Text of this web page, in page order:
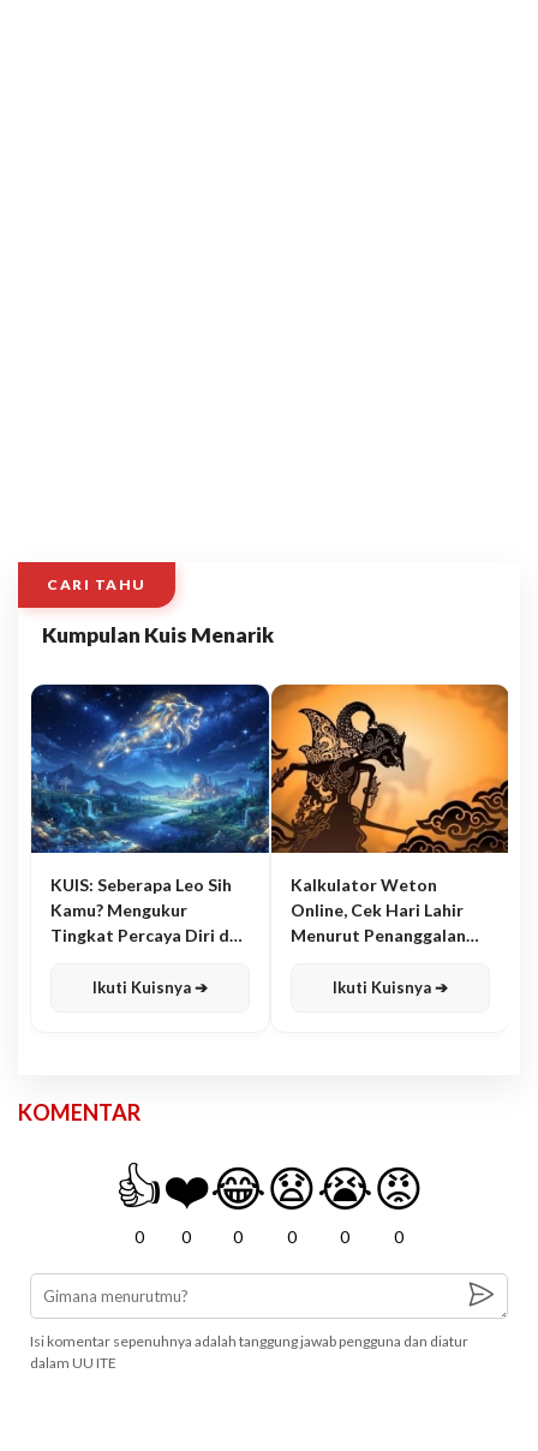
CARI TAHU
Kumpulan Kuis Menarik
KUIS: Seberapa Leo Sih
Kamu? Mengukur
Tingkat Percaya Diri dan
Ikuti Kuisnya ➔
Kalkulator Weton
Online, Cek Hari Lahir
Menurut Penanggalan
Ikuti Kuisnya ➔
KOMENTAR
👍
0
❤️
0
😂
0
😧
0
😭
0
😡
0
Isi komentar sepenuhnya adalah tanggung jawab pengguna dan diatur
dalam UU ITE